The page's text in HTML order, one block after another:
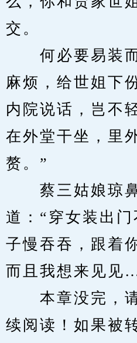
交。
何必要易装而
麻烦，给世姐下
内院说话，岂不
在外堂干坐，里
赘。”
蔡三姑娘琼鼻
道：“穿女装出
子慢吞吞，跟着
而且我想来见
本章没完，
续阅读！如果被